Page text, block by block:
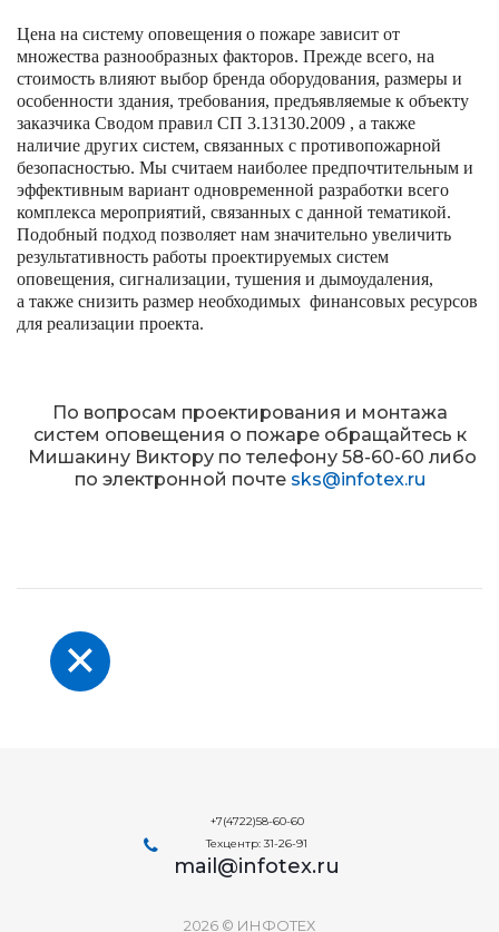
Цена на систему оповещения о пожаре зависит от
множества разнообразных факторов. Прежде всего, на
стоимость влияют выбор бренда оборудования, размеры и
особенности здания, требования, предъявляемые к объекту
заказчика Сводом правил СП 3.13130.2009 , а также
наличие других систем, связанных с противопожарной
безопасностью. Мы считаем наиболее предпочтительным и
эффективным вариант одновременной разработки всего
комплекса мероприятий, связанных с данной тематикой.
Подобный подход позволяет нам значительно увеличить
результативность работы проектируемых систем
оповещения, сигнализации, тушения и дымоудаления,
а также снизить размер необходимых финансовых ресурсов
для реализации проекта.
По вопросам проектирования и монтажа
систем оповещения о пожаре обращайтесь к
Мишакину Виктору по телефону 58-60-60 либо
по электронной почте sks@infotex.ru
+7(4722)58-60-60
Техцентр: 31-26-91
mail@infotex.ru
2026 © ИНФОТЕХ